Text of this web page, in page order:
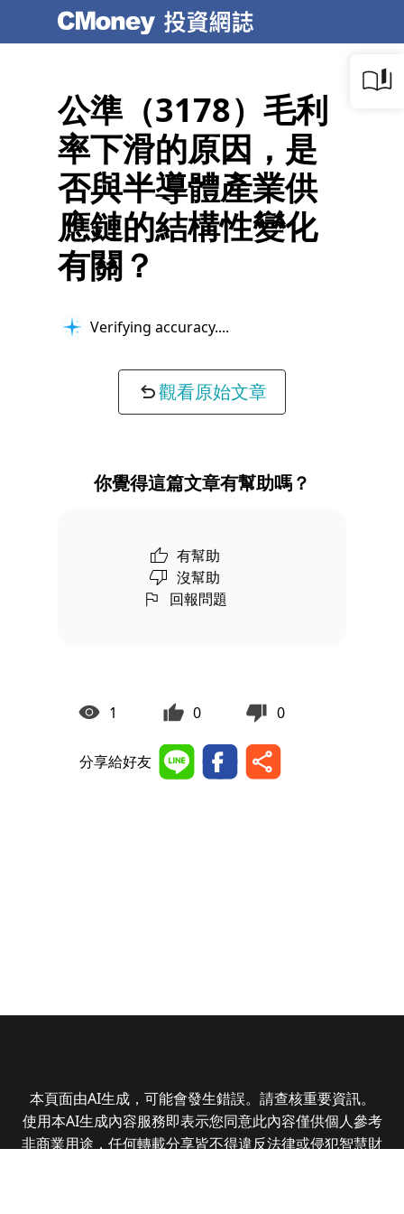
公準（3178）毛利
率下滑的原因，是
否與半導體產業供
應鏈的結構性變化
有關？
Verifying accuracy...
觀看原始文章
你覺得這篇文章有幫助嗎？
有幫助
沒幫助
回報問題
1 0 0
分享給好友
本頁面由AI生成，可能會發生錯誤。請查核重要資訊。
使用本AI生成內容服務即表示您同意此內容僅供個人參考
非商業用途，任何轉載分享皆不得違反法律或侵犯智慧財